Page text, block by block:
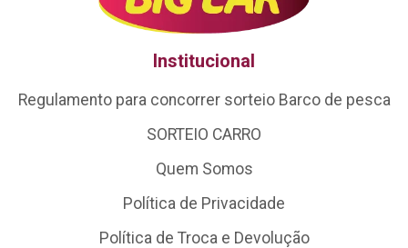
Institucional
Regulamento para concorrer sorteio Barco de pesca
SORTEIO CARRO
Quem Somos
Política de Privacidade
Política de Troca e Devolução